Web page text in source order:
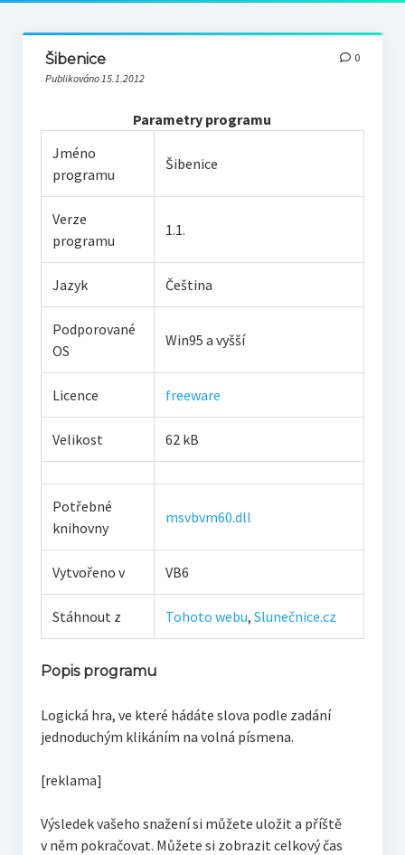
Šibenice
Publikováno 15.1.2012
0
Parametry programu
Jméno
programu
Šibenice
Verze
programu
1.1.
Jazyk Čeština
Podporované
OS
Win95 a vyšší
Licence freeware
Velikost 62 kB
Potřebné
knihovny
msvbvm60.dll
Vytvořeno v VB6
Stáhnout z Tohoto webu, Slunečnice.cz
Popis programu
Logická hra, ve které hádáte slova podle zadání
jednoduchým klikáním na volná písmena.
[reklama]
Výsledek vašeho snažení si můžete uložit a příště
v něm pokračovat. Můžete si zobrazit celkový čas